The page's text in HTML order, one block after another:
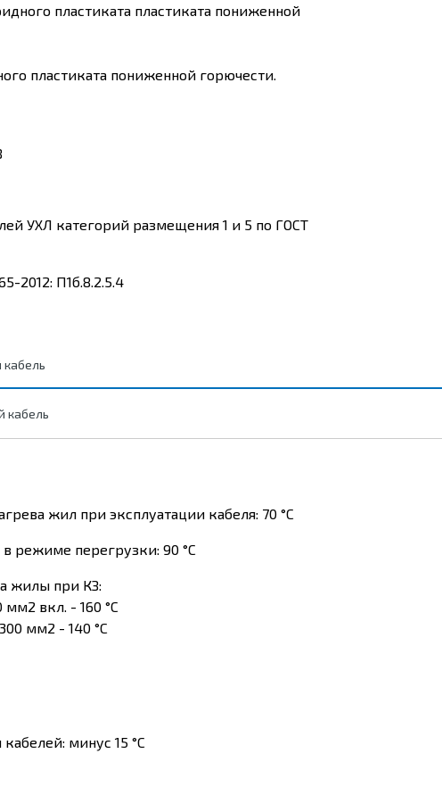
пластиката пластиката пониженной
пластиката пониженной горючести.
УХЛ категорий размещения 1 и 5 по ГОСТ
2012: П1б.8.2.5.4
кабель
жил при эксплуатации кабеля: 70 °С
режиме перегрузки: 90 °С
жилы при КЗ:
вкл. - 160 °С
мм2 - 140 °С
минус 15 °С